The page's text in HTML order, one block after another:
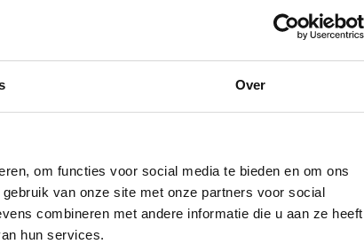
Over
om functies voor social media te bieden en om ons
van onze site met onze partners voor social
combineren met andere informatie die u aan ze heeft
hun services.
laag die het vocht opneemt en snel
zo de huid tegen de het effect van de
er ook voor dat de feces niet kan weglopen. Het
4 verstelbare klittenband plakstrips.
incontinentie.